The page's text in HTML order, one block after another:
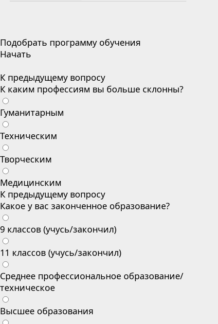
Подобрать программу обучения
Начать
К предыдущему вопросу
К каким профессиям вы больше склонны?
Гуманитарным
Техническим
Творческим
Медицинским
К предыдущему вопросу
Какое у вас законченное образование?
9 классов (учусь/закончил)
11 классов (учусь/закончил)
Среднее профессиональное образование/
техническое
Высшее образования